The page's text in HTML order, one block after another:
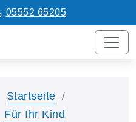
05552 65205
Startseite
Für Ihr Kind